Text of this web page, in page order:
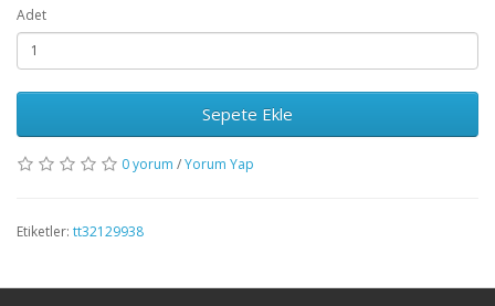
Adet
Sepete Ekle
0 yorum /Yorum Yap
Etiketler: tt32129938